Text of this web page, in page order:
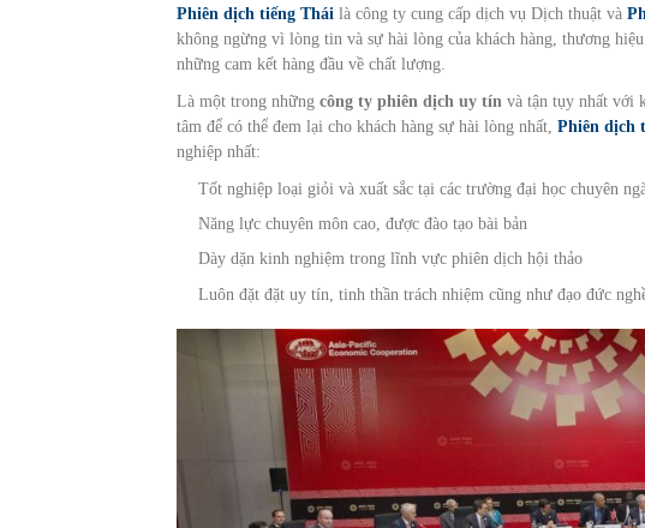
Phiên dịch tiếng Thái là công ty cung cấp dịch vụ Dịch thuật và
không ngừng vì lòng tin và sự hài lòng của khách hàng, thương hiệu
những cam kết hàng đầu về chất lượng.
Là một trong những công ty phiên dịch uy tín và tận tụy nhất với
tâm để có thể đem lại cho khách hàng sự hài lòng nhất, Phiên dịch
nghiệp nhất:
Tốt nghiệp loại giỏi và xuất sắc tại các trường đại học chuyên
Năng lực chuyên môn cao, được đào tạo bài bản
Dày dặn kinh nghiệm trong lĩnh vực phiên dịch hội thảo
Luôn đặt đặt uy tín, tinh thần trách nhiệm cũng như đạo đức